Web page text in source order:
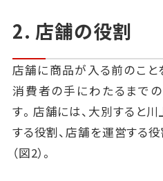
2. 店舗の役割
店舗に商品が入る前のこと
消費者の手にわたるまで
す。店舗には、大別すると
する役割、店舗を運営する
（図2）。